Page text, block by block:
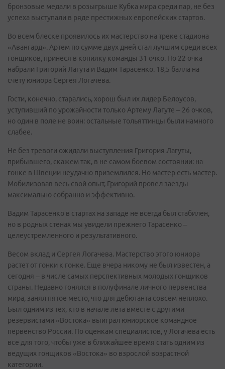
бронзовые медали в розыгрыше Кубка мира среди пар, не без
успеха выступали в ряде престижных европейских стартов.
Во всем блеске проявилось их мастерство на треке стадиона
«Авангард». Артем по сумме двух дней стал лучшим среди всех
гонщиков, принеся в копилку команды 31 очко. По 22 очка
набрали Григорий Лагута и Вадим Тарасенко. 18,5 балла на
счету юниора Сергея Логачева.
Гости, конечно, старались, хорош был их лидер Белоусов,
уступивший по урожайности только Артему Лагуте – 26 очков,
но один в поле не воин: остальные тольяттинцы были намного
слабее.
Не без тревоги ожидали выступления Григория Лагуты,
прибывшего, скажем так, в не самом боевом состоянии: на
гонке в Швеции неудачно приземлился. Но мастер есть мастер.
Мобилизовав весь свой опыт, Григорий провел заезды
максимально собранно и эффективно.
Вадим Тарасенко в стартах на западе не всегда был стабилен,
но в родных стенах мы увидели прежнего Тарасенко –
целеустремленного и результативного.
Весом вклад и Сергея Логачева. Мастерство этого юниора
растет от гонки к гонке. Еще вчера никому не был известен, а
сегодня – в числе самых перспективных молодых гонщиков
страны. Недавно гонялся в полуфинале личного первенства
мира, занял пятое место, что для дебютанта совсем неплохо.
Был одним из тех, кто в начале лета вместе с другими
резервистами «Востока» выиграл юниорское командное
первенство России. По оценкам специалистов, у Логачева есть
все для того, чтобы уже в ближайшее время стать одним из
ведущих гонщиков «Востока» во взрослой возрастной
категории.